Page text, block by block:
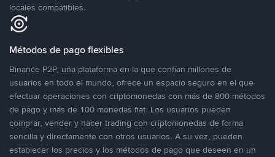
locales compatibles.
Métodos de pago flexibles
Binance P2P, una plataforma en la que confían millones de
usuarios en todo el mundo, ofrece un espacio seguro en el que
efectuar operaciones con criptomonedas con más de 800 métodos
de pago y más de 100 monedas fiat. Los usuarios pueden
comprar, vender y hacer trading con criptomonedas de forma
sencilla y directamente con otros usuarios. A su vez, pueden
establecer los precios y los métodos de pago que deseen en un